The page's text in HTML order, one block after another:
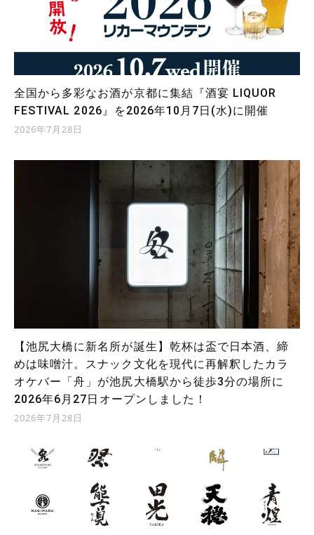
全国から多彩なお酒が京都に集結『酒宴 LIQUOR
FESTIVAL 2026』を2026年10月7日(水)に開催
2026年7月28日
【池尻大橋に新名所が誕生】乾杯は盃で日本酒、締
めは味噌汁。スナック文化を現代に再解釈したカラ
オケバー「舟」が池尻大橋駅から徒歩3分の場所に
2026年6月27日オープンしました！
2026年7月28日